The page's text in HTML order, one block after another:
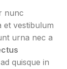
nunc
et vestibulum
urna nec a
quisque in